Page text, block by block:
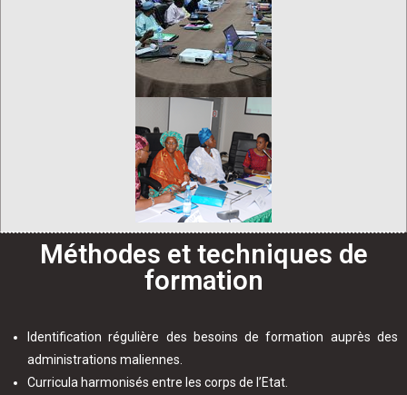
Méthodes et techniques de
formation
Identification régulière des besoins de formation auprès des
administrations maliennes.
Curricula harmonisés entre les corps de l’Etat.